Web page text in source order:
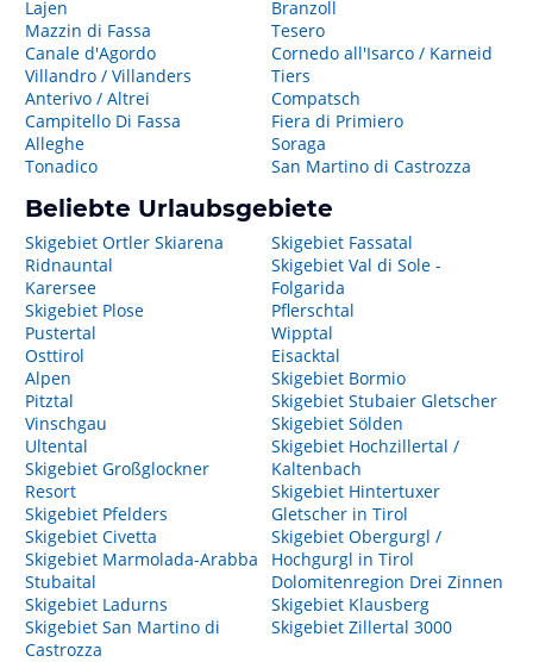
Lajen
Mazzin di Fassa
Canale d'Agordo
Villandro / Villanders
Anterivo / Altrei
Campitello Di Fassa
Alleghe
Tonadico
Branzoll
Tesero
Cornedo all'Isarco / Karneid
Tiers
Compatsch
Fiera di Primiero
Soraga
San Martino di Castrozza
Beliebte Urlaubsgebiete
Skigebiet Ortler Skiarena
Ridnauntal
Karersee
Skigebiet Plose
Pustertal
Osttirol
Alpen
Pitztal
Vinschgau
Ultental
Skigebiet Großglockner
Resort
Skigebiet Pfelders
Skigebiet Civetta
Skigebiet Marmolada-Arabba
Stubaital
Skigebiet Ladurns
Skigebiet San Martino di
Castrozza
Skigebiet Fassatal
Skigebiet Val di Sole -
Folgarida
Pflerschtal
Wipptal
Eisacktal
Skigebiet Bormio
Skigebiet Stubaier Gletscher
Skigebiet Sölden
Skigebiet Hochzillertal /
Kaltenbach
Skigebiet Hintertuxer
Gletscher in Tirol
Skigebiet Obergurgl /
Hochgurgl in Tirol
Dolomitenregion Drei Zinnen
Skigebiet Klausberg
Skigebiet Zillertal 3000